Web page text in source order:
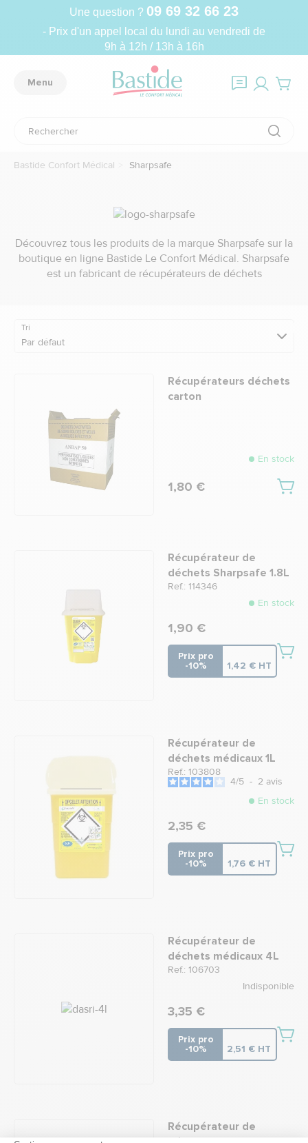
Une question ? 09 69 32 66 23
- Prix d'un appel local du lundi au vendredi de
9h à 12h / 13h à 16h
Menu
Bastide Confort Médical Sharpsafe
Découvrez tous les produits de la marque Sharpsafe sur la
boutique en ligne Bastide Le Confort Médical. Sharpsafe
est un fabricant de récupérateurs de déchets
Tri
Par défaut
Récupérateurs déchets
carton
En stock
1,80 €
Récupérateur de
déchets Sharpsafe 1.8L
Ref.: 114346
En stock
1,90 €
Prix pro
-10%
1,42 € HT
Récupérateur de
déchets médicaux 1L
Ref.: 103808
4/5 - 2 avis
En stock
2,35 €
Prix pro
-10%
1,76 € HT
Récupérateur de
déchets médicaux 4L
Ref.: 106703
Indisponible
3,35 €
Prix pro
-10%
2,51 € HT
Récupérateur de